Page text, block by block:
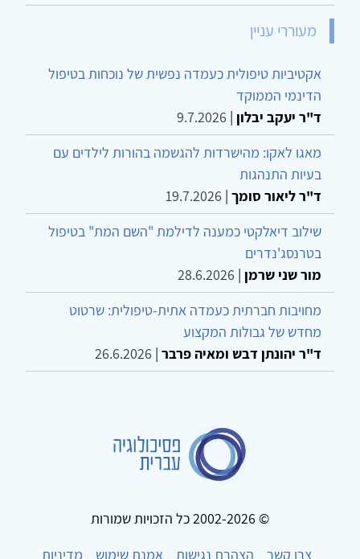
מעוררי עניין
אקטיביות טיפולית כעמדה נפשית של נוכחות בטיפול
הדינמי הממוקד
ד"ר יעקב יבלון |
9.7.2026
מאגו לאקו: מהישרדות להגשמה בהורות לילדים עם
בעיות התנהגות
ד"ר ליאור סומך |
19.7.2026
שילוב דיאלקטי כמענה לדילמת "השם המת" בטיפול
בטרנסג'נדרים
מור שני שרמן |
28.6.2026
מחויבות חברתית כעמדה אתית-טיפולית: שרטוט
מחדש של גבולות המקצוע
ד"ר יהונתן דבש ומאיה פרבר |
26.6.2026
© 2002-2026 כל הזכויות שמורות
צרו קשר
הצהרת נגישות אמנת שימוש מדיניות